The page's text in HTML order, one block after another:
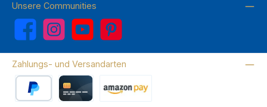
Unsere Communities
Facebook Instagram YouTube Pinterest
Zahlungs- und Versandarten